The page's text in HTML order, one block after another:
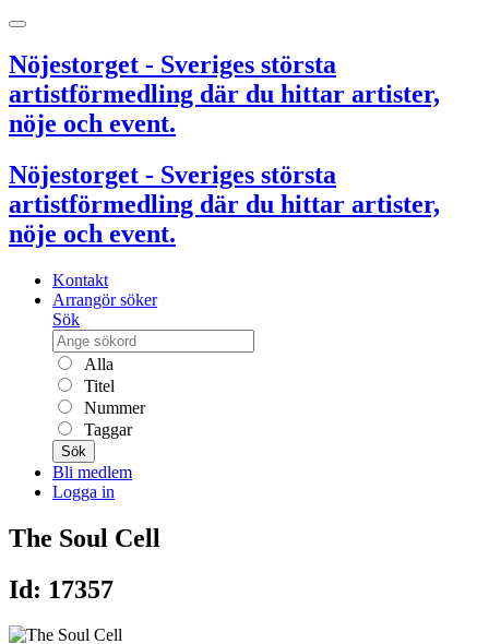
Nöjestorget - Sveriges största
artistförmedling där du hittar artister,
nöje och event.
Nöjestorget - Sveriges största
artistförmedling där du hittar artister,
nöje och event.
Kontakt
Arrangör söker
Sök
Alla
Titel
Nummer
Taggar
Sök
Bli medlem
Logga in
The Soul Cell
Id: 17357